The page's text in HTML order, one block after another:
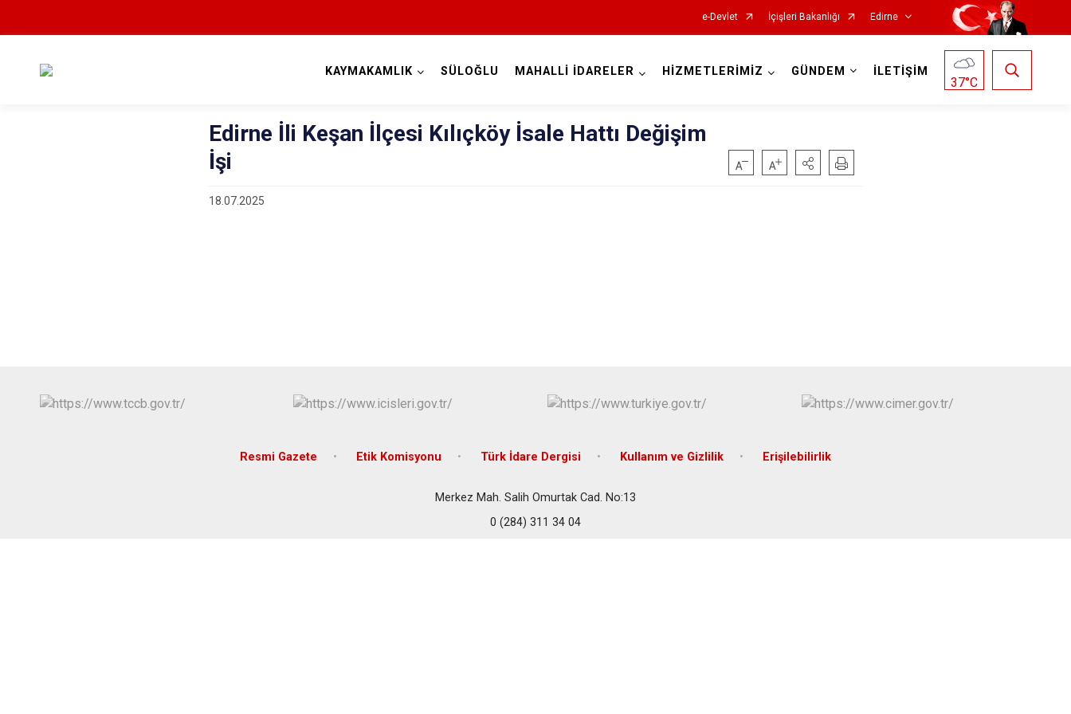
e-Devlet İçişleri Bakanlığı Edirne
Süloğlu
KAYMAKAMLIK SÜLOĞLU MAHALLİ İDARELER HİZMETLERİMİZ GÜNDEM İLETİŞİM
37°C
Edirne İli Keşan İlçesi Kılıçköy İsale Hattı Değişim
İşi
18.07.2025
Resmi Gazete Etik Komisyonu Türk İdare Dergisi Kullanım ve Gizlilik Erişilebilirlik
Merkez Mah. Salih Omurtak Cad. No:13
0 (284) 311 34 04